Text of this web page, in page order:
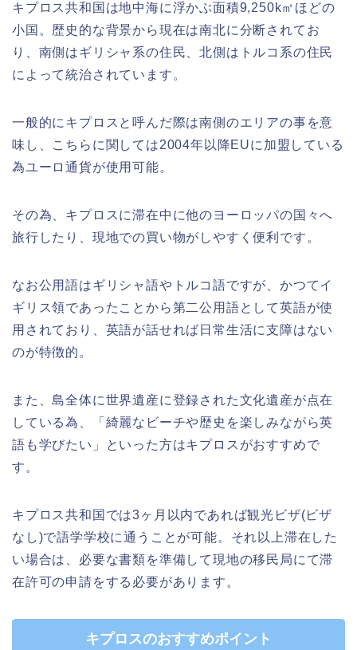
キプロス共和国は地中海に浮かぶ面積9,250k㎡ほどの
小国。歴史的な背景から現在は南北に分断されてお
り、南側はギリシャ系の住民、北側はトルコ系の住民
によって統治されています。
一般的にキプロスと呼んだ際は南側のエリアの事を意
味し、こちらに関しては2004年以降EUに加盟している
為ユーロ通貨が使用可能。
その為、キプロスに滞在中に他のヨーロッパの国々へ
旅行したり、現地での買い物がしやすく便利です。
なお公用語はギリシャ語やトルコ語ですが、かつてイ
ギリス領であったことから第二公用語として英語が使
用されており、英語が話せれば日常生活に支障はない
のが特徴的。
また、島全体に世界遺産に登録された文化遺産が点在
している為、「綺麗なビーチや歴史を楽しみながら英
語も学びたい」といった方はキプロスがおすすめで
す。
キプロス共和国では3ヶ月以内であれば観光ビザ(ビザ
なし)で語学学校に通うことが可能。それ以上滞在した
い場合は、必要な書類を準備して現地の移民局にて滞
在許可の申請をする必要があります。
キプロスのおすすめポイント